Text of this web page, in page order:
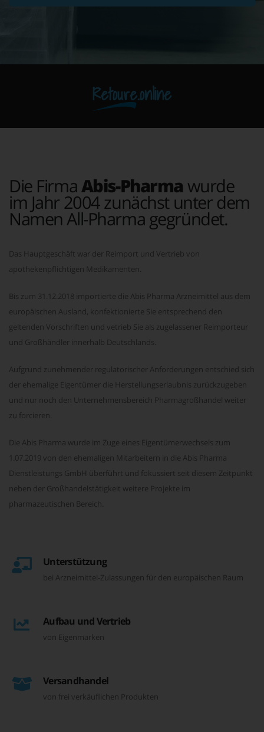
Retoure.online
Die Firma Abis-Pharma wurde
im Jahr 2004 zunächst unter dem
Namen All-Pharma gegründet.
Das Hauptgeschäft war der Reimport und Vertrieb von
apothekenpflichtigen Medikamenten.
Bis zum 31.12.2018 importierte die Abis Pharma Arzneimittel aus dem
europäischen Ausland, konfektionierte Sie entsprechend den
geltenden Vorschriften und vetrieb Sie als zugelassener Reimporteur
und Großhändler innerhalb Deutschlands.
Aufgrund zunehmender regulatorischer Anforderungen entschied sich
der ehemalige Eigentümer die Herstellungserlaubnis zurückzugeben
und nur noch den Unternehmensbereich Pharmagroßhandel weiter
zu forcieren.
Die Abis Pharma wurde im Zuge eines Eigentümerwechsels zum
1.07.2019 von den ehemaligen Mitarbeitern in die Abis Pharma
Dienstleistungs GmbH überführt und fokussiert seit diesem Zeitpunkt
neben der Großhandelstätigkeit weitere Projekte im
pharmazeutischen Bereich.
Unterstützung
bei Arzneimittel-Zulassungen für den europäischen Raum
Aufbau und Vertrieb
von Eigenmarken
Versandhandel
von frei verkäuflichen Produkten